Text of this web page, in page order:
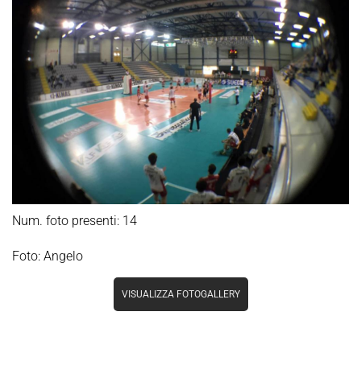
Num. foto presenti: 14
Foto: Angelo
VISUALIZZA FOTOGALLERY